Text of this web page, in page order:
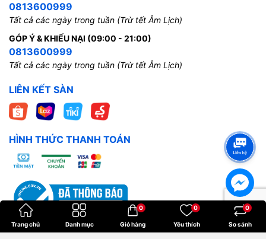
0813600999
Tất cả các ngày trong tuần (Trừ tết Âm Lịch)
GÓP Ý & KHIẾU NẠI (09:00 - 21:00)
0813600999
Tất cả các ngày trong tuần (Trừ tết Âm Lịch)
LIÊN KẾT SÀN
HÌNH THỨC THANH TOÁN
Trang chủ Danh mục Giỏ hàng
0
Yêu thích
0
So sánh
0